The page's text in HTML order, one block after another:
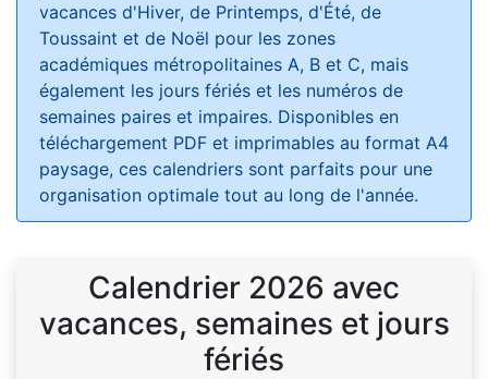
vacances d'Hiver, de Printemps, d'Été, de
Toussaint et de Noël pour les zones
académiques métropolitaines A, B et C, mais
également les jours fériés et les numéros de
semaines paires et impaires. Disponibles en
téléchargement PDF et imprimables au format A4
paysage, ces calendriers sont parfaits pour une
organisation optimale tout au long de l'année.
Calendrier 2026 avec
vacances, semaines et jours
fériés